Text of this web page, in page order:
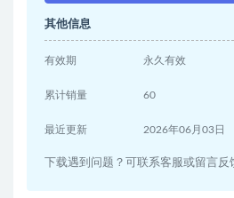
其他信息
有效期 永久有效
累计销量 60
最近更新 2026年06月03日
下载遇到问题？可联系客服或留言反